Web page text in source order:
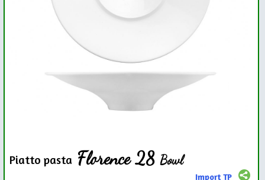
Piatto pasta Florence 28Bowl
Import TP